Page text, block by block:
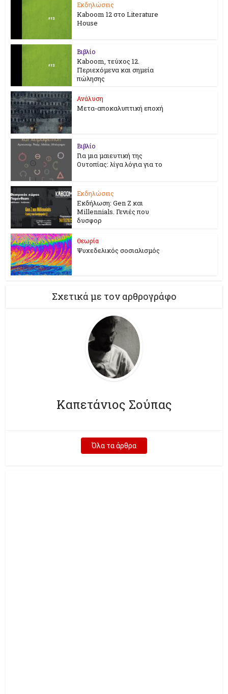
Εκδηλώσεις
Kaboom 12 στο Literature
House
Βιβλίο
Kaboom, τεύχος 12.
Περιεχόμενα και σημεία
πώλησης
Ανάλυση
Μετα-αποκαλυπτική εποχή
Βιβλίο
Για μια μαιευτική της
Ουτοπίας: λίγα λόγια για το
Εκδηλώσεις
Εκδήλωση: Gen Z και
Millennials. Γενιές που
δυσφορ
Θεωρία
Ψυχεδελικός σοσιαλισμός
Σχετικά με τον αρθρογράφο
Καπετάνιος Σούπας
Όλα τα άρθρα